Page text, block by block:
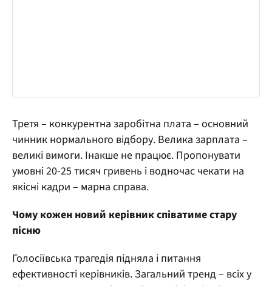
Третя – конкурентна заробітна плата – основний
чинник нормального відбору. Велика зарплата –
великі вимоги. Інакше не працює. Пропонувати
умовні 20-25 тисяч гривень і водночас чекати на
якісні кадри – марна справа.
Чому кожен новий керівник співатиме стару
пісню
Голосіївська трагедія підняла і питання
ефективності керівників. Загальний тренд – всіх у